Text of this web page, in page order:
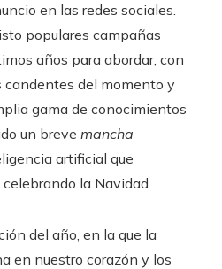
en las redes sociales.
populares campañas
años para abordar, con
candentes del momento y
gama de conocimientos
un breve mancha
artificial que
la Navidad.
del año, en la que la
en nuestro corazón y los